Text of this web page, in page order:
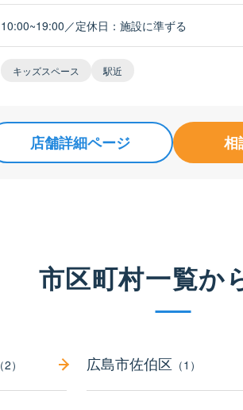
10:00~19:00／定休日：施設に準ずる
キッズスペース 駅近
店舗詳細ページ 相
市区町村一覧か
（2） 広島市佐伯区 （1）